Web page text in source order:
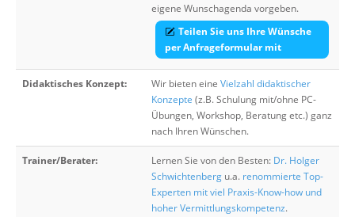
eigene Wunschagenda vorgeben.
Teilen Sie uns Ihre Wünsche
per Anfrageformular mit
Didaktisches Konzept: Wir bieten eine Vielzahl didaktischer
Konzepte (z.B. Schulung mit/ohne PC-
Übungen, Workshop, Beratung etc.) ganz
nach Ihren Wünschen.
Trainer/Berater: Lernen Sie von den Besten: Dr. Holger
Schwichtenberg u.a. renommierte Top-
Experten mit viel Praxis-Know-how und
hoher Vermittlungskompetenz.